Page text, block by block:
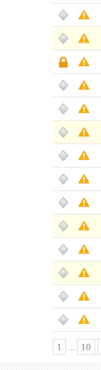
1 10